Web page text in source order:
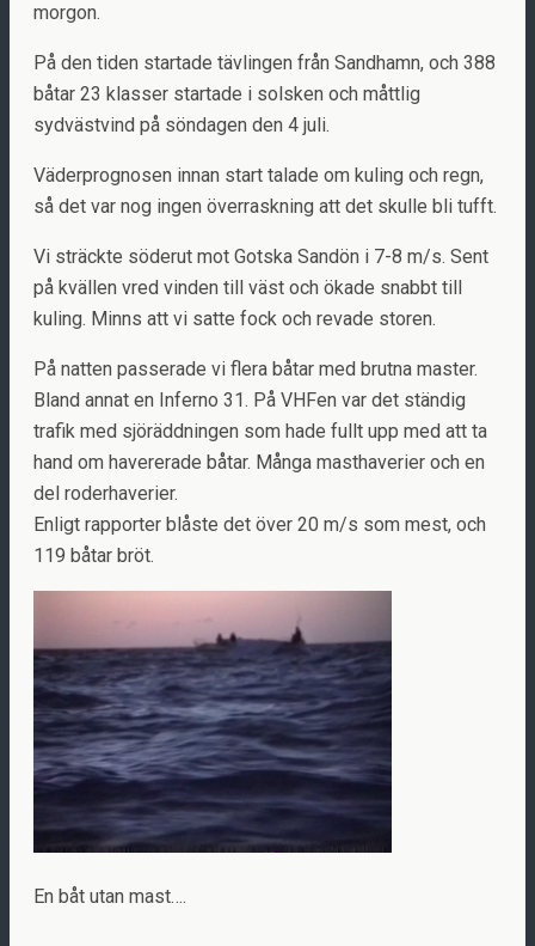
morgon.
På den tiden startade tävlingen från Sandhamn, och 388
båtar 23 klasser startade i solsken och måttlig
sydvästvind på söndagen den 4 juli.
Väderprognosen innan start talade om kuling och regn,
så det var nog ingen överraskning att det skulle bli tufft.
Vi sträckte söderut mot Gotska Sandön i 7-8 m/s. Sent
på kvällen vred vinden till väst och ökade snabbt till
kuling. Minns att vi satte fock och revade storen.
På natten passerade vi flera båtar med brutna master.
Bland annat en Inferno 31. På VHFen var det ständig
trafik med sjöräddningen som hade fullt upp med att ta
hand om havererade båtar. Många masthaverier och en
del roderhaverier.
Enligt rapporter blåste det över 20 m/s som mest, och
119 båtar bröt.
En båt utan mast….